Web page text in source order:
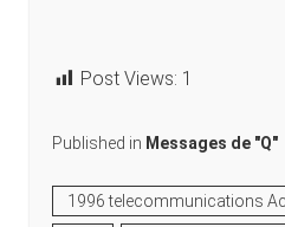
Post Views: 1
Published in Messages de "Q"
1996 telecommunications